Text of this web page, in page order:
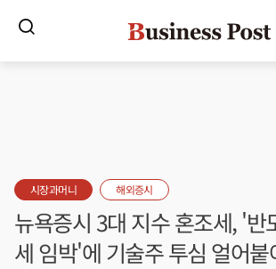
시장과머니 해외증시
뉴욕증시 3대 지수 혼조세, '반
세 임박'에 기술주 투심 얼어붙